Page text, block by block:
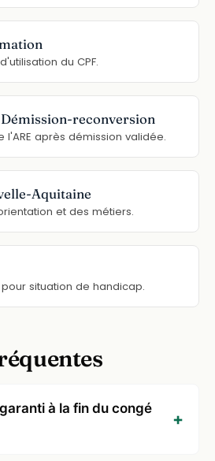
du CPF.
reconversion
l'ARE après démission validée.
Aquitaine
et des métiers.
situation de handicap.
à la fin du congé